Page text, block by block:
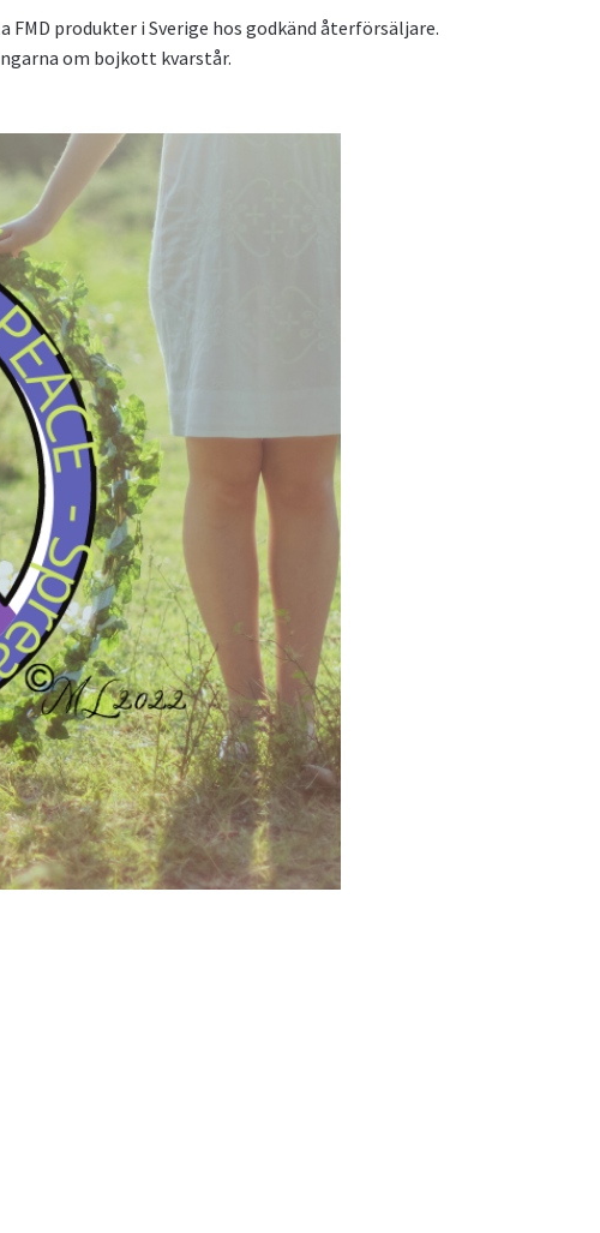
produkter i Sverige hos godkänd återförsäljare.
om bojkott kvarstår.